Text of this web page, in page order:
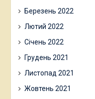
Березень 2022
Лютий 2022
Січень 2022
Грудень 2021
Листопад 2021
Жовтень 2021